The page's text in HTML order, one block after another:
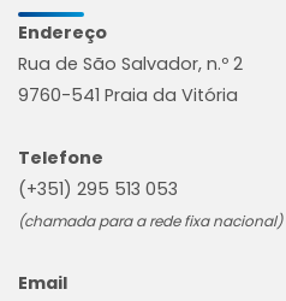
Endereço
Rua de São Salvador, n.º 2
9760-541 Praia da Vitória
Telefone
(+351) 295 513 053
(chamada para a rede fixa nacional)
Email